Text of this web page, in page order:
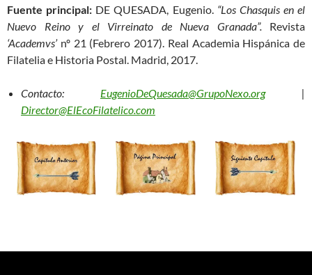
Fuente principal: DE QUESADA, Eugenio. “Los Chasquis en el
Nuevo Reino y el Virreinato de Nueva Granada”. Revista
‘Academvs’nº 21 (Febrero 2017). Real Academia Hispánica de
Filatelia e Historia Postal. Madrid, 2017.
Contacto: EugenioDeQuesada@GrupoNexo.org|
Director@ElEcoFilatelico.com